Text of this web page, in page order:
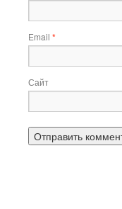
Email *
Сайт